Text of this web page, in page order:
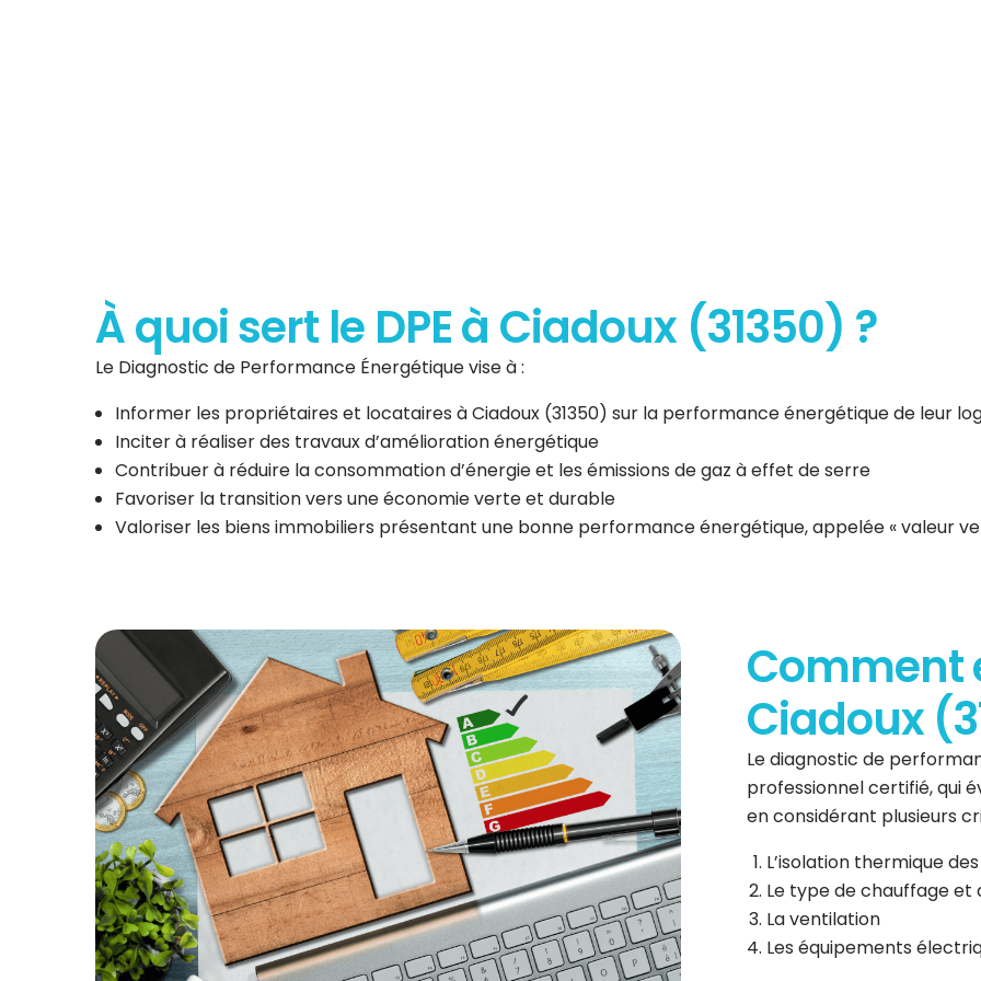
À quoi sert le DPE à Ciadoux (31350) ?
Le Diagnostic de Performance Énergétique vise à :
Informer les propriétaires et locataires à Ciadoux (31350) sur la performance énergétique de leur
Inciter à réaliser des travaux d’amélioration énergétique
Contribuer à réduire la consommation d’énergie et les émissions de gaz à effet de serre
Favoriser la transition vers une économie verte et durable
Valoriser les biens immobiliers présentant une bonne performance énergétique, appelée « valeur
Comment
Ciadoux
Le diagnostic de
professionnel certifié, qui
en considérant plusieurs
L’isolation thermique
Le type de chauffage et
La ventilation
Les équipements